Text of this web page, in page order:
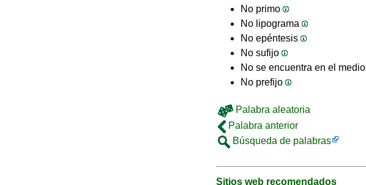
No primo
No lipograma
No epéntesis
No sufijo
No se encuentra en el medio
No prefijo
Palabra aleatoria
Palabra anterior
Búsqueda de palabras
Sitios web recomendados